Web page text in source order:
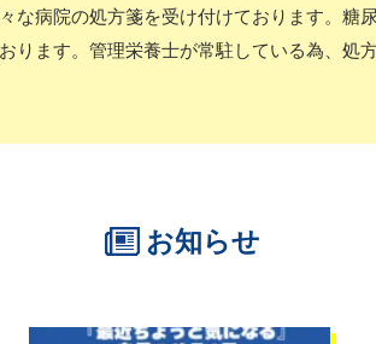
な病院の処方箋を受け付けております。糖
ります。管理栄養士が常駐している為、処
お知らせ